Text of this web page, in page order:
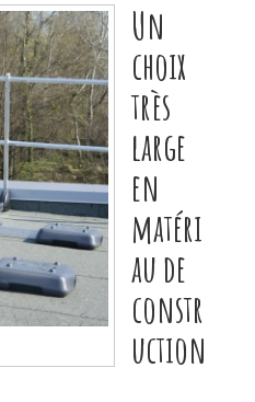
Un
choix
très
large
en
matéri
au de
constr
uction